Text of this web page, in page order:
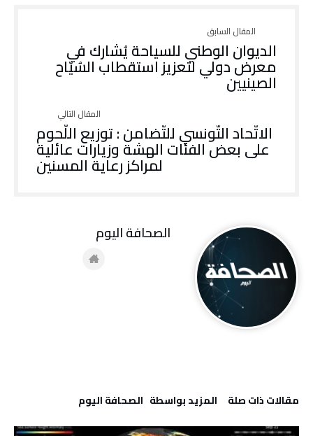
الديوان الوطني للسياحة يُشارك في
معرض دولي لتعزيز استقطاب السُيّاح
الصينيين
الاتّحاد التّونسي للتّضامن : توزيع اللّحوم
على بعض الفئات الهشة وزيارات عائلية
لمراكز رعاية المسنين
‫مقالات ذات صلة‬ ‫‫المزيد بواسطة‬ ‬ ‭ ‬الصحافة‭ ‬اليوم